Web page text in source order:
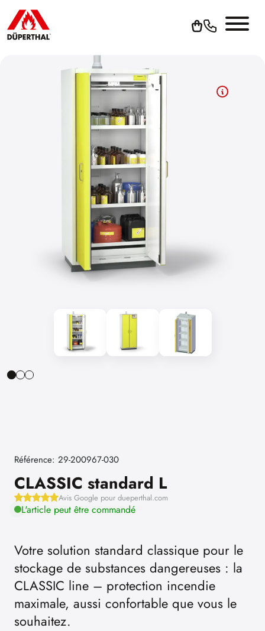
Référence: 29-200967-030
CLASSIC standard L
Avis Google pour dueperthal.com
L'article peut être commandé
Votre solution standard classique pour le
stockage de substances dangereuses : la
CLASSIC line – protection incendie
maximale, aussi confortable que vous le
souhaitez.